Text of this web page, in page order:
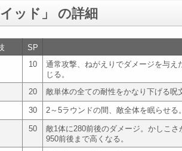
イッド」 の詳細
SP
10
通常攻撃、ねがえりでダメージを与
じる。
20 敵単体の全ての耐性をかなり下げる呪
30 2～5ラウンドの間、敵全体を眠らせ
50
敵1体に280前後のダメージ。かしこ
950前後まで高くなる。